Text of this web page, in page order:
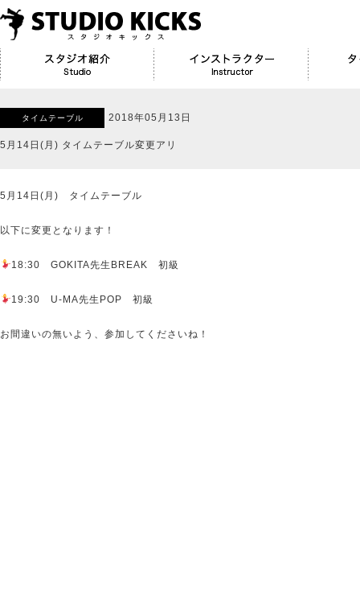
タイムテーブル 2018年05月13日
5月14日(月) タイムテーブル変更アリ
5月14日(月) タイムテーブル
以下に変更となります！
18:30 GOKITA先生BREAK 初級
19:30 U-MA先生POP 初級
お間違いの無いよう、参加してくださいね！